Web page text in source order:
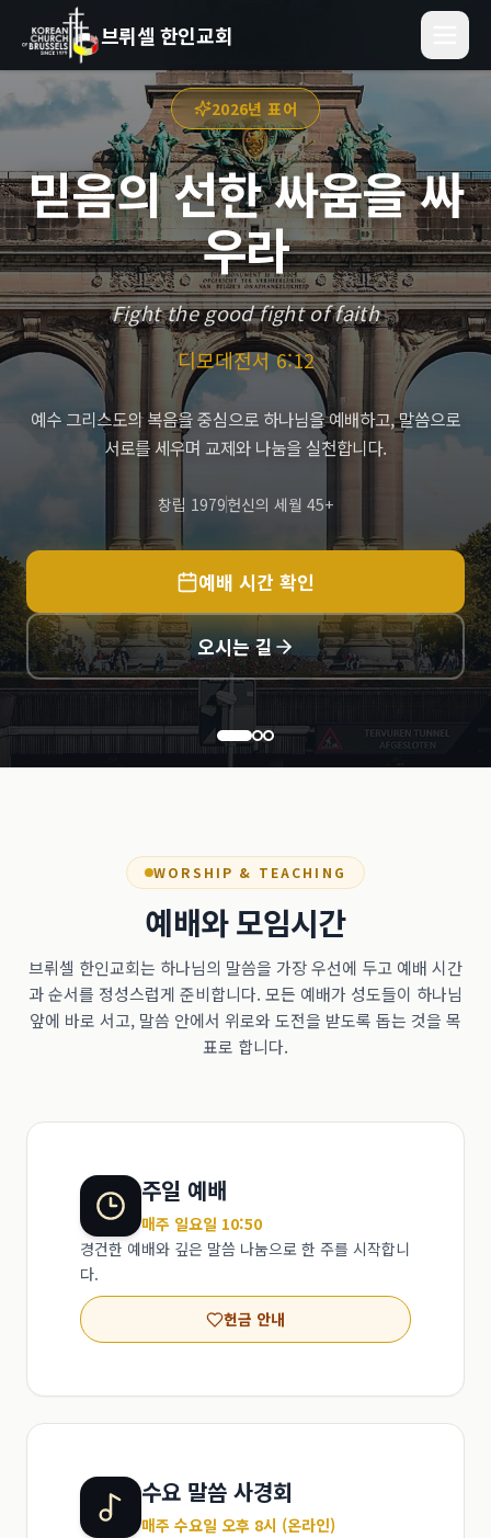
브뤼셀 한인교회
2026년 표어
믿음의 선한 싸움을 싸
우라
Fight the good fight of faith
디모데전서 6:12
예수 그리스도의 복음을 중심으로 하나님을 예배하고, 말씀으로
서로를 세우며 교제와 나눔을 실천합니다.
창립 1979헌신의 세월 45+
예배 시간 확인
오시는 길
WORSHIP & TEACHING
예배와 모임시간
브뤼셀 한인교회는 하나님의 말씀을 가장 우선에 두고 예배 시간
과 순서를 정성스럽게 준비합니다. 모든 예배가 성도들이 하나님
앞에 바로 서고, 말씀 안에서 위로와 도전을 받도록 돕는 것을 목
표로 합니다.
주일 예배
매주 일요일 10:50
경건한 예배와 깊은 말씀 나눔으로 한 주를 시작합니
다.
헌금 안내
수요 말씀 사경회
매주 수요일 오후 8시 (온라인)